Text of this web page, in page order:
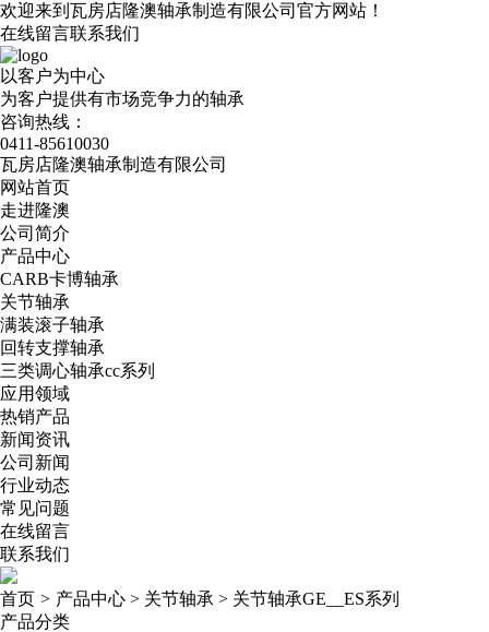
欢迎来到瓦房店隆澳轴承制造有限公司官方网站！
在线留言联系我们
以客户为中心
为客户提供有市场竞争力的轴承
咨询热线：
0411-85610030
瓦房店隆澳轴承制造有限公司
网站首页
走进隆澳
公司简介
产品中心
CARB卡博轴承
关节轴承
满装滚子轴承
回转支撑轴承
三类调心轴承cc系列
应用领域
热销产品
新闻资讯
公司新闻
行业动态
常见问题
在线留言
联系我们
首页 > 产品中心 > 关节轴承 > 关节轴承GE__ES系列
产品分类